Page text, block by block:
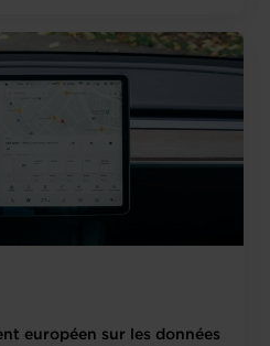
européen sur les données